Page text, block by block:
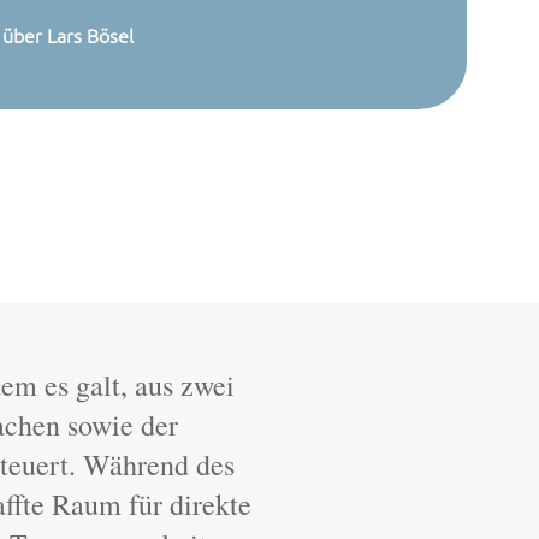
Lars Bösel
es galt, aus zwei
sowie der
Während des
Raum für direkte